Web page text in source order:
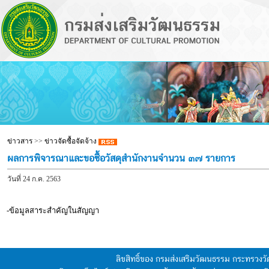
ข่าวสาร>> ข่าวจัดซื้อจัดจ้าง
ผลการพิจารณาและขอซื้อวัสดุสำนักงานจำนวน ๓๗ รายการ
วันที่ 24 ก.ค. 2563
-ข้อมูลสาระสำคัญในสัญญา
ลิขสิทธิ์ของ กรมส่งเสริมวัฒนธรรม กระทรว